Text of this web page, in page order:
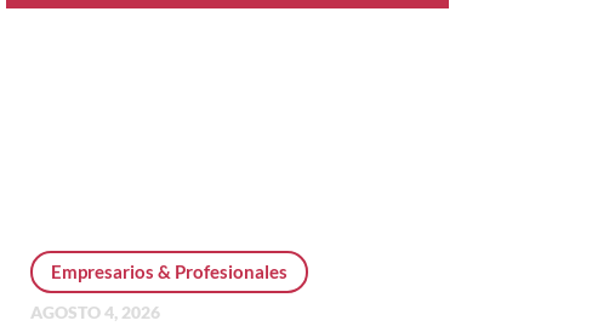
Empresarios & Profesionales
AGOSTO 4, 2026